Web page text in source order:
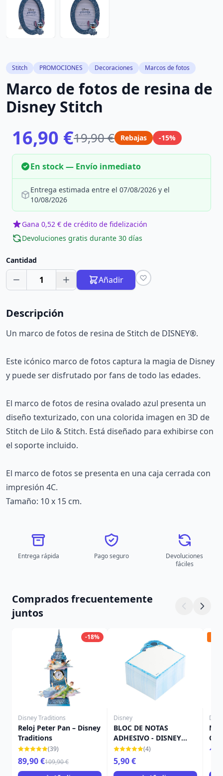
Stitch PROMOCIONES Decoraciones Marcos de fotos
Marco de fotos de resina de
Disney Stitch
16,90 €19,90 € Rebajas -15%
En stock — Envío inmediato
Entrega estimada entre el 07/08/2026 y el
10/08/2026
Gana 0,52 € de crédito de fidelización
Devoluciones gratis durante 30 días
Cantidad
1 Añadir
Descripción
Un marco de fotos de resina de Stitch de DISNEY®.
Este icónico marco de fotos captura la magia de Disney
y puede ser disfrutado por fans de todo las edades.
El marco de fotos de resina ovalado azul presenta un
diseño texturizado, con una colorida imagen en 3D de
Stitch de Lilo & Stitch. Está diseñado para exhibirse con
el soporte incluido.
El marco de fotos se presenta en una caja cerrada con
impresión 4C.
Tamaño: 10 x 15 cm.
Entrega rápida Pago seguro
Devoluciones
fáciles
Comprados frecuentemente
juntos
-18%
Disney Traditions
Reloj Peter Pan – Disney
Traditions
(39)
89,90 €109,90 €
Disney
BLOC DE NOTAS
ADHESIVO - DISNEY
STITCH TROPICAL
(4)
5,90 €